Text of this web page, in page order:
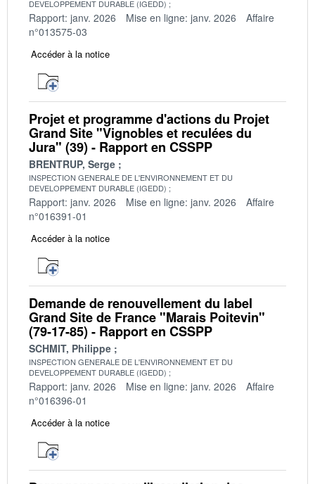
DEVELOPPEMENT DURABLE (IGEDD)
Rapport: janv. 2026 Mise en ligne: janv. 2026
Affaire
n°013575-03
Accéder à la notice
Projet et programme d'actions du Projet
Grand Site "Vignobles et reculées du
Jura" (39) - Rapport en CSSPP
BRENTRUP, Serge
INSPECTION GENERALE DE L'ENVIRONNEMENT ET DU
DEVELOPPEMENT DURABLE (IGEDD)
Rapport: janv. 2026 Mise en ligne: janv. 2026
Affaire
n°016391-01
Accéder à la notice
Demande de renouvellement du label
Grand Site de France "Marais Poitevin"
(79-17-85) - Rapport en CSSPP
SCHMIT, Philippe
INSPECTION GENERALE DE L'ENVIRONNEMENT ET DU
DEVELOPPEMENT DURABLE (IGEDD)
Rapport: janv. 2026 Mise en ligne: janv. 2026
Affaire
n°016396-01
Accéder à la notice